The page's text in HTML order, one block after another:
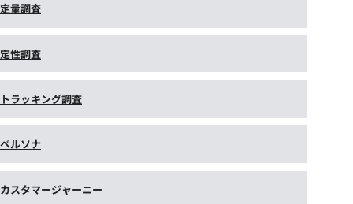
定量調査
定性調査
トラッキング調査
ペルソナ
カスタマージャーニー